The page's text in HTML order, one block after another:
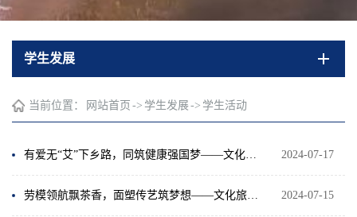
学生发展
当前位置： 网站首页 -> 学生发展-> 学生活动
2024-07-17
有爱无“艾”下乡路，同筑健康强国梦——文化旅游学院“助乡圆梦”服务实践队“三下乡”活动系列报道四
2024-07-15
劳模领航飘茶香，面塑传艺筑梦想——文化旅游学院“助乡圆梦”服务实践队“三下乡”活动系列报道二